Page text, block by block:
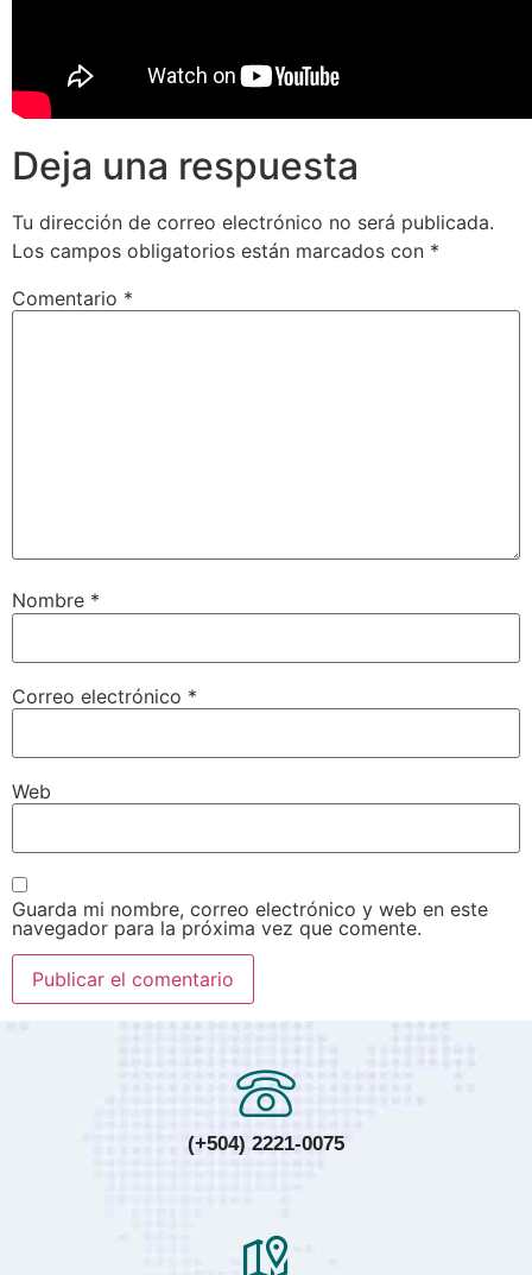
Deja una respuesta
Tu dirección de correo electrónico no será publicada.
Los campos obligatorios están marcados con *
Comentario *
Nombre *
Correo electrónico *
Web
Guarda mi nombre, correo electrónico y web en este
navegador para la próxima vez que comente.
(+504) 2221-0075